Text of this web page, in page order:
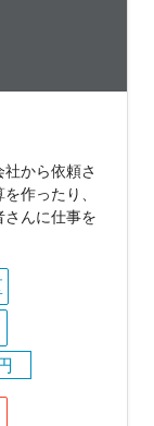
から依頼さ
作ったり、
んに仕事を